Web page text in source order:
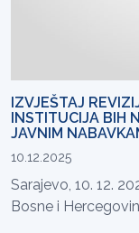
IZVJEŠTAJ
INSTITUCIJA BIH
JAVNIM
10.12.2025
Sarajevo, 10. 12.
Bosne i